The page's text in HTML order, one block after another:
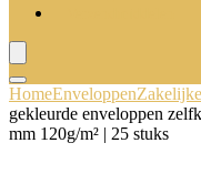
HomeEnveloppen
gekleurde enveloppen
mm 120g/m² | 25 stuks